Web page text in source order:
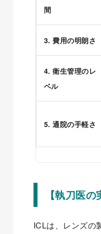
間
3. 費用の明朗さ
4. 衛生管理のレ
ベル
5. 通院の手軽さ
【執刀医
ICLは、レンズの